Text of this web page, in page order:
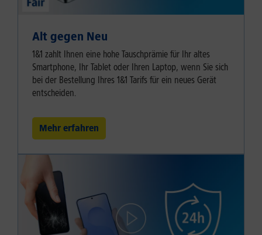
Alt gegen Neu
1&1 zahlt Ihnen eine hohe Tauschprämie für Ihr altes
Smartphone, Ihr Tablet oder Ihren Laptop, wenn Sie sich
bei der Bestellung Ihres 1&1 Tarifs für ein neues Gerät
entscheiden.
Mehr erfahren